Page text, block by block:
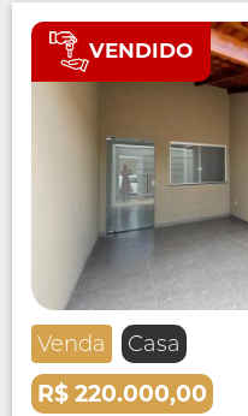
VENDIDO
Venda Casa
R$ 220.000,00